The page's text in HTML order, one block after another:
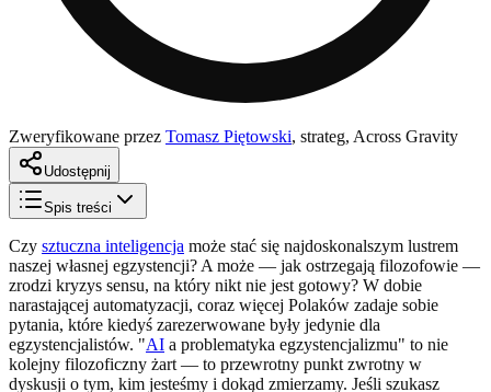
Zweryfikowane przez Tomasz Piętowski, strateg, Across Gravity
Udostępnij
Spis treści
Czy sztuczna inteligencja może stać się najdoskonalszym lustrem
naszej własnej egzystencji? A może — jak ostrzegają filozofowie —
zrodzi kryzys sensu, na który nikt nie jest gotowy? W dobie
narastającej automatyzacji, coraz więcej Polaków zadaje sobie
pytania, które kiedyś zarezerwowane były jedynie dla
egzystencjalistów. "AI a problematyka egzystencjalizmu" to nie
kolejny filozoficzny żart — to przewrotny punkt zwrotny w
dyskusji o tym, kim jesteśmy i dokąd zmierzamy. Jeśli szukasz